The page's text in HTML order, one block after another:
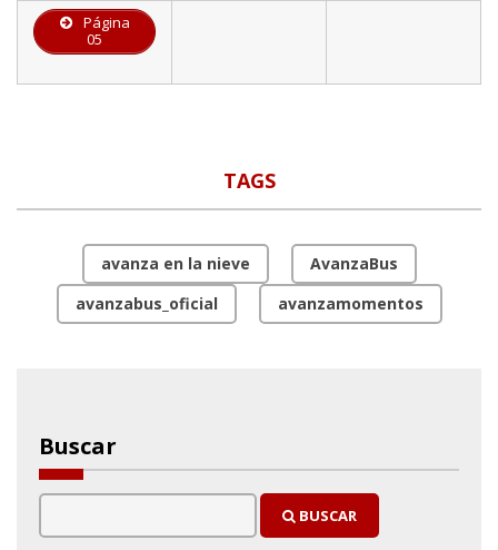
Página
05
TAGS
avanza en la nieve
AvanzaBus
avanzabus_oficial
avanzamomentos
Buscar
BUSCAR